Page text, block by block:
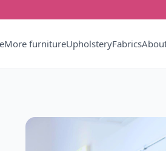
More furnitureUpholsteryFabrics